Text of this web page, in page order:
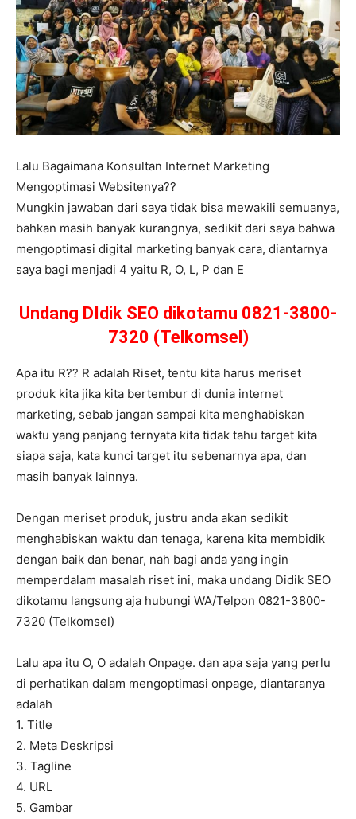
Lalu Bagaimana Konsultan Internet Marketing
Mengoptimasi Websitenya??
Mungkin jawaban dari saya tidak bisa mewakili semuanya,
bahkan masih banyak kurangnya, sedikit dari saya bahwa
mengoptimasi digital marketing banyak cara, diantarnya
saya bagi menjadi 4 yaitu R, O, L, P dan E
Undang DIdik SEO dikotamu 0821-3800-
7320 (Telkomsel)
Apa itu R?? R adalah Riset, tentu kita harus meriset
produk kita jika kita bertembur di dunia internet
marketing, sebab jangan sampai kita menghabiskan
waktu yang panjang ternyata kita tidak tahu target kita
siapa saja, kata kunci target itu sebenarnya apa, dan
masih banyak lainnya.
Dengan meriset produk, justru anda akan sedikit
menghabiskan waktu dan tenaga, karena kita membidik
dengan baik dan benar, nah bagi anda yang ingin
memperdalam masalah riset ini, maka undang Didik SEO
dikotamu langsung aja hubungi WA/Telpon 0821-3800-
7320 (Telkomsel)
Lalu apa itu O, O adalah Onpage. dan apa saja yang perlu
di perhatikan dalam mengoptimasi onpage, diantaranya
adalah
1. Title
2. Meta Deskripsi
3. Tagline
4. URL
5. Gambar